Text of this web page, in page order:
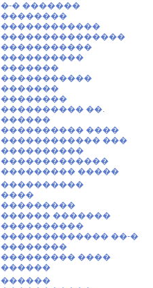
�-� �������
��������
������������
���������������
�����������
����������
�������
�����������
�������
��������
���������� ��.
������
���������� ����
������������ ���
����������
�������������
��������� �����
����������
����
���������
������ �������
����������
������������� ��-�
��������
��������� ����
������
������